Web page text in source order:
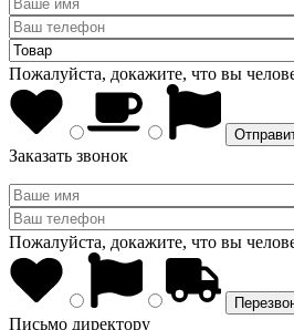
Пожалуйста, докажите, что вы
Заказать звонок
Пожалуйста, докажите, что вы
Письмо директору